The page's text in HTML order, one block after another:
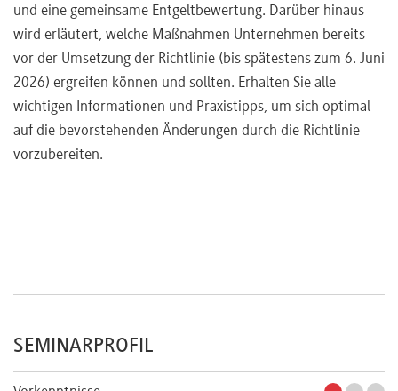
und eine gemeinsame Entgeltbewertung. Darüber hinaus
wird erläutert, welche Maßnahmen Unternehmen bereits
vor der Umsetzung der Richtlinie (bis spätestens zum 6. Juni
2026) ergreifen können und sollten. Erhalten Sie alle
wichtigen Informationen und Praxistipps, um sich optimal
auf die bevorstehenden Änderungen durch die Richtlinie
vorzubereiten.
SEMINARPROFIL